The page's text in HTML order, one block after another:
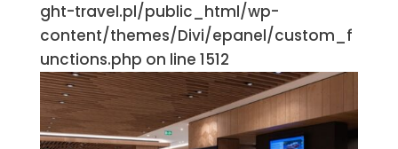
ght-travel.pl/public_html/wp-
content/themes/Divi/epanel/custom_f
unctions.php on line 1512